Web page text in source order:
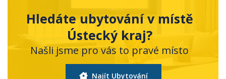
Hledáte ubytování v místě
Ústecký kraj?
Našli jsme pro vás to pravé místo
Najít Ubytování